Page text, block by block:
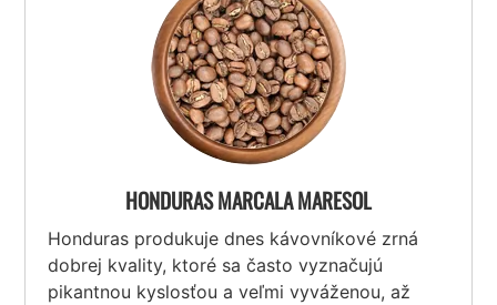
HONDURAS MARCALA MARESOL
Honduras produkuje dnes kávovníkové zrná
dobrej kvality, ktoré sa často vyznačujú
pikantnou kyslosťou a veľmi vyváženou, až